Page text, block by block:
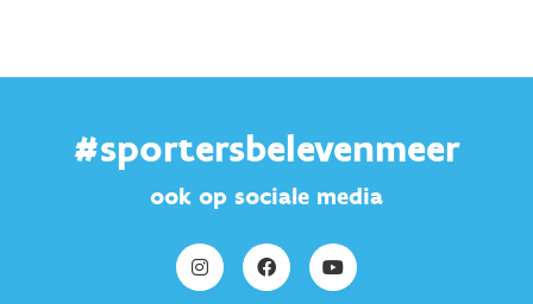
#sportersbelevenmeer
ook op sociale media